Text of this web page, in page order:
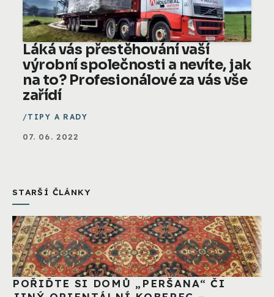
Láká vás přestěhování vaší
výrobní společnosti a nevíte, jak
na to? Profesionálové za vás vše
zařídí
TIPY A RADY
07. 06. 2022
STARŠÍ ČLÁNKY
POŘIĎTE SI DOMŮ „PERŠANA“ ČI